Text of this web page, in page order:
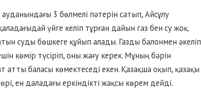
3 бөлмелі пәтерін сатып, Айсұлу
үйге келіп тұрған дайын газ бен су жоқ.
суды бөшкеге құйып алады. Газды балонмен әкеліп
көмір түсіріп, оны жағу керек. Мұның бәрін
атты баласы көмектеседі екен. Қазақша оқып, қазақы
ен даладағы еркіндікті жақсы көрем дейді.